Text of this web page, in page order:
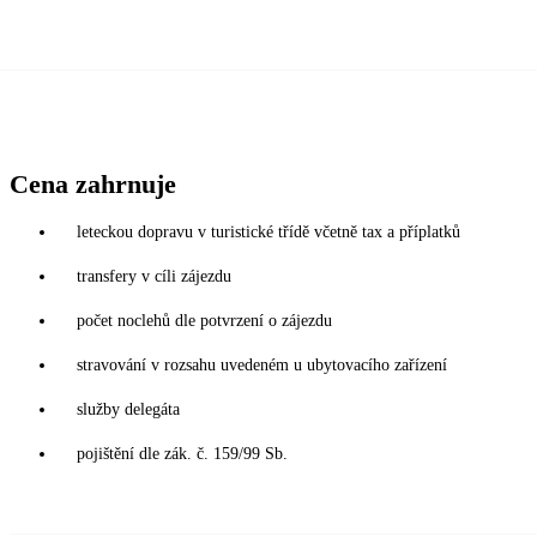
Cena zahrnuje
leteckou dopravu v turistické třídě včetně tax a příplatků
transfery v cíli zájezdu
počet noclehů dle potvrzení o zájezdu
stravování v rozsahu uvedeném u ubytovacího zařízení
služby delegáta
pojištění dle zák. č. 159/99 Sb.